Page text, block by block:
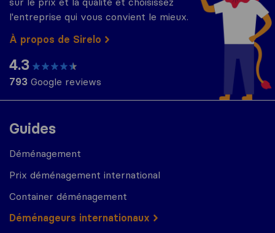
Guides
Déménagement
Prix déménagement international
Container déménagement
Déménageurs internationaux
l'entreprise qui vous convient le mieux.
À propos de Sirelo
4.3
793 Google reviews